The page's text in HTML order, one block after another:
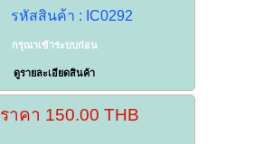
รหัสสินค้า : IC0292
กรุณาเข้าระบบก่อน
ดูรายละเอียดสินค้า
ราคา 150.00 THB